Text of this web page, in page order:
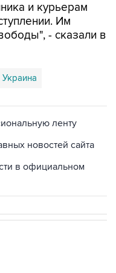
и курьерам
Им
- сказали в
Украина
ленту
новостей сайта
в официальном